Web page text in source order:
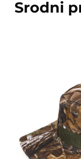
Srodni